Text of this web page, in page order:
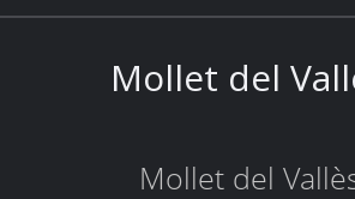
Mollet del
Mollet del